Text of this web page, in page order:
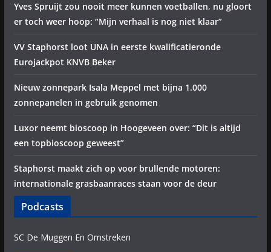
Yves Spruijt zou nooit meer kunnen voetballen, nu gloort
er toch weer hoop: “Mijn verhaal is nog niet klaar”
VV Staphorst loot UNA in eerste kwalificatieronde
Eurojackpot KNVB Beker
Nieuw zonnepark Isala Meppel met bijna 1.000
zonnepanelen in gebruik genomen
Luxor neemt bioscoop in Hoogeveen over: “Dit is altijd
een topbioscoop geweest”
Staphorst maakt zich op voor brullende motoren:
internationale grasbaanraces staan voor de deur
Podcasts
SC De Muggen En Omstreken